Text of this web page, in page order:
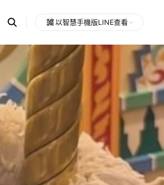
Search
OpenChats
messages
search
area
以智慧手機版LINE查看